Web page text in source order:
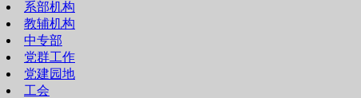
系部机构
教辅机构
中专部
党群工作
党建园地
工会